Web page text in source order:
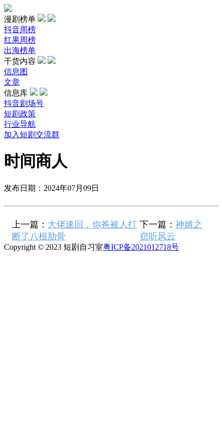
漫剧榜单
抖音周榜
红果周榜
出海榜单
干货内容
信息图
文章
信息库
抖音剧场号
短剧政策
行业导航
加入短剧交流群
时间商人
发布日期：2024年07月09日
上一篇： 大佬速回，你爸被人打
断了八根肋骨
下一篇：神婿之
窃听风云
Copyright © 2023 短剧自习室粤ICP备2021012718号